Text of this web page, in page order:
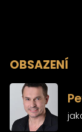
OBSAZENÍ